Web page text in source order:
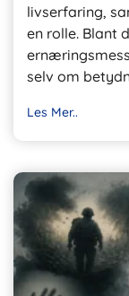
livserfaring,
en rolle. Blant
selv om
Les Mer..